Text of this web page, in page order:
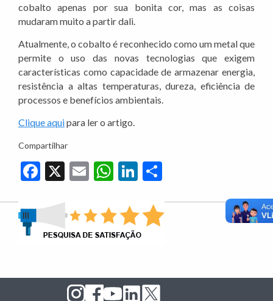
cobalto apenas por sua bonita cor, mas as coisas
mudaram muito a partir dali.
Atualmente, o cobalto é reconhecido como um metal que
permite o uso das novas tecnologias que exigem
características como capacidade de armazenar energia,
resistência a altas temperaturas, dureza, eficiência de
processos e benefícios ambientais.
Clique aquipara ler o artigo.
Compartilhar
Facebook
X EmailWhatsApp
LinkedIn